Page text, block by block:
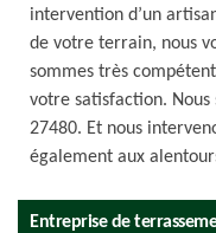
intervention d’un
de votre terrain, nous
sommes très
votre satisfaction. Nous
27480. Et nous
également aux
Entreprise de